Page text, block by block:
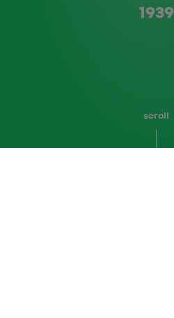
1939
scroll